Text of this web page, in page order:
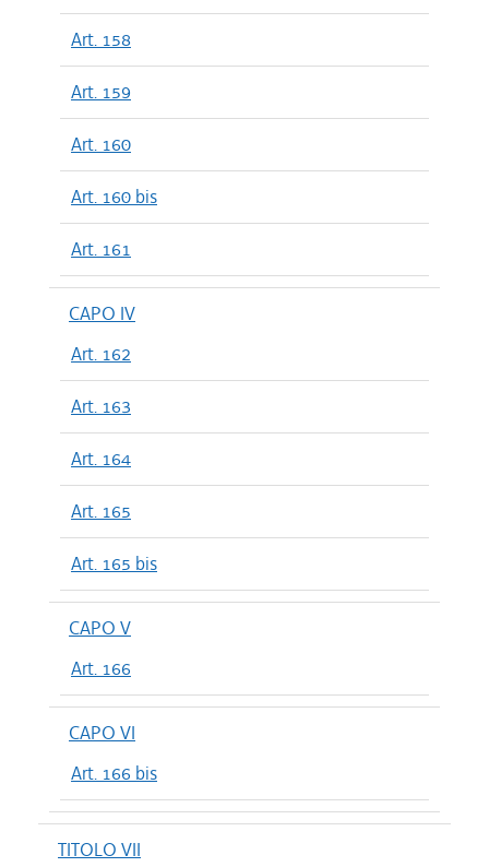
Art. 158
Art. 159
Art. 160
Art. 160 bis
Art. 161
CAPO IV
Art. 162
Art. 163
Art. 164
Art. 165
Art. 165 bis
CAPO V
Art. 166
CAPO VI
Art. 166 bis
TITOLO VII